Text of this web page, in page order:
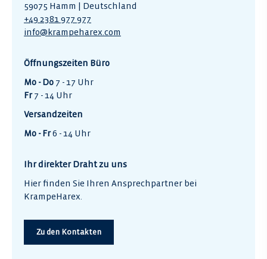
59075 Hamm | Deutschland
+49 2381 977 977
info@krampeharex.com
Öffnungszeiten Büro
Mo - Do 7 - 17 Uhr
Fr7 - 14 Uhr
Versandzeiten
Mo - Fr6 - 14 Uhr
Ihr direkter Draht zu uns
Hier finden Sie Ihren Ansprechpartner bei
KrampeHarex.
Zu den Kontakten